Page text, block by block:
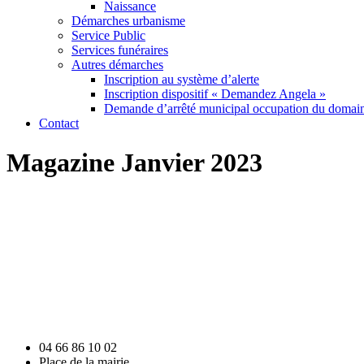
Naissance
Démarches urbanisme
Service Public
Services funéraires
Autres démarches
Inscription au système d’alerte
Inscription dispositif « Demandez Angela »
Demande d’arrêté municipal occupation du
Contact
Magazine Janvier 2023
04 66 86 10 02